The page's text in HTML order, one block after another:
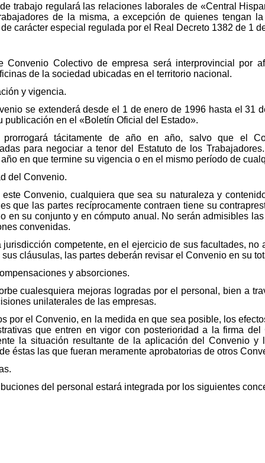
trabajo regulará las relaciones laborales de «Central
de la misma, a excepción de quienes tengan
carácter especial regulada por el Real Decreto 1382 de 1
Convenio Colectivo de empresa será interprovincial por
de la sociedad ubicadas en el territorio nacional.
y vigencia.
se extenderá desde el 1 de enero de 1996 hasta el 31
publicación en el «Boletín Oficial del Estado».
tácitamente de año en año, salvo que el
para negociar a tenor del Estatuto de los
en que termine su vigencia o en el mismo período de
del Convenio.
Convenio, cualquiera que sea su naturaleza y
que las partes recíprocamente contraen tiene su
en su conjunto y en cómputo anual. No serán admisibles
convenidas.
competente, en el ejercicio de sus facultades, no
cláusulas, las partes deberán revisar el Convenio en su
y absorciones.
cualesquiera mejoras logradas por el personal, bien a
unilaterales de las empresas.
por el Convenio, en la medida en que sea posible, los
que entren en vigor con posterioridad a la firma
la situación resultante de la aplicación del Convenio
éstas las que fueran meramente aprobatorias de otros
del personal estará integrada por los siguientes